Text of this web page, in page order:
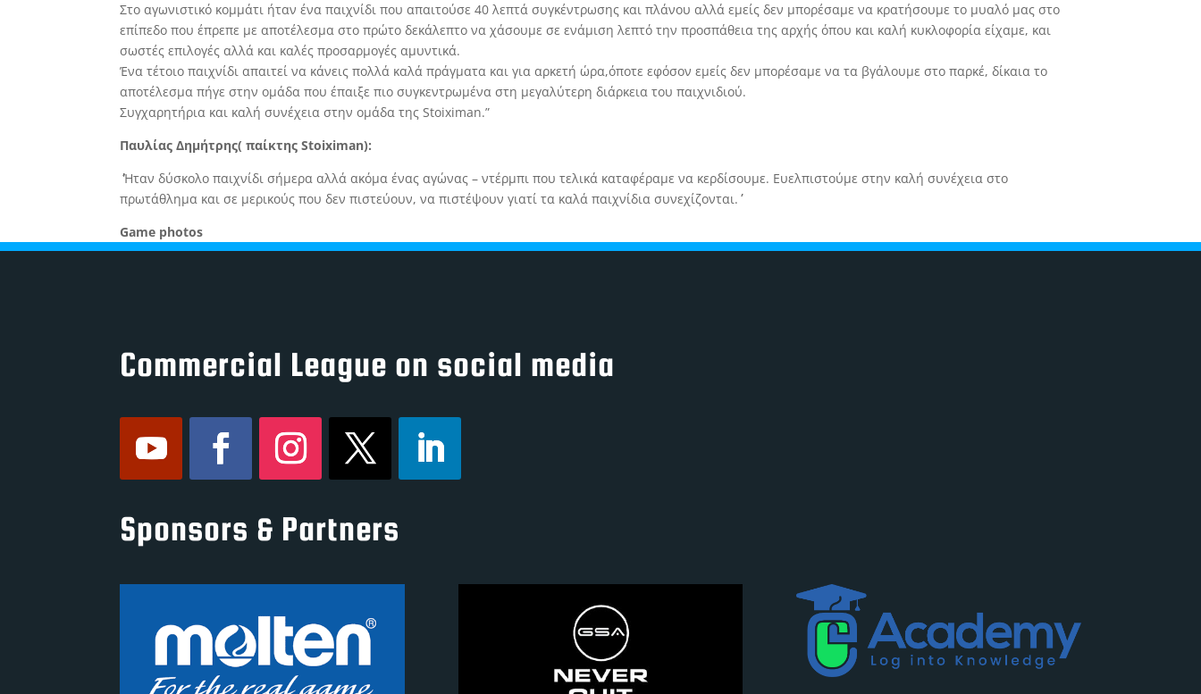
Στο αγωνιστικό κομμάτι ήταν ένα παιχνίδι που απαιτούσε 40 λεπτά συγκέντρωσης και πλάνου αλλά εμείς δεν μπορέσαμε να κρατήσουμε το μυαλό μας στο
επίπεδο που έπρεπε με αποτέλεσμα στο πρώτο δεκάλεπτο να χάσουμε σε ενάμιση λεπτό την προσπάθεια της αρχής όπου και καλή κυκλοφορία είχαμε, και
σωστές επιλογές αλλά και καλές προσαρμογές αμυντικά.
Ένα τέτοιο παιχνίδι απαιτεί να κάνεις πολλά καλά πράγματα και για αρκετή ώρα,όποτε εφόσον εμείς δεν μπορέσαμε να τα βγάλουμε στο παρκέ, δίκαια το
αποτέλεσμα πήγε στην ομάδα που έπαιξε πιο συγκεντρωμένα στη μεγαλύτερη διάρκεια του παιχνιδιού.
Συγχαρητήρια και καλή συνέχεια στην ομάδα της Stoiximan.”
Παυλίας Δημήτρης( παίκτης Stoiximan):
΄΄ Ήταν δύσκολο παιχνίδι σήμερα αλλά ακόμα ένας αγώνας – ντέρμπι που τελικά καταφέραμε να κερδίσουμε. Ευελπιστούμε στην καλή συνέχεια στο
πρωτάθλημα και σε μερικούς που δεν πιστεύουν, να πιστέψουν γιατί τα καλά παιχνίδια συνεχίζονται.΄΄
Game photos
Commercial League on social media
Sponsors & Partners